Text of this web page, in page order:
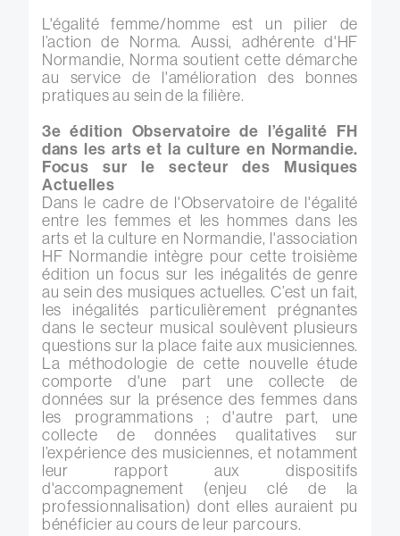
L'égalité femme/homme est un pilier de
l’action de Norma. Aussi, adhérente d'HF
Normandie, Norma soutient cette démarche
au service de l'amélioration des bonnes
pratiques au sein de la filière.
3e édition Observatoire de l’égalité FH
dans les arts et la culture en Normandie.
Focus sur le secteur des Musiques
Actuelles
Dans le cadre de l'Observatoire de l'égalité
entre les femmes et les hommes dans les
arts et la culture en Normandie, l'association
HF Normandie intègre pour cette troisième
édition un focus sur les inégalités de genre
au sein des musiques actuelles. C’est un fait,
les inégalités particulièrement prégnantes
dans le secteur musical soulèvent plusieurs
questions sur la place faite aux musiciennes.
La méthodologie de cette nouvelle étude
comporte d'une part une collecte de
données sur la présence des femmes dans
les programmations ; d'autre part, une
collecte de données qualitatives sur
l’expérience des musiciennes, et notamment
leur rapport aux dispositifs
d'accompagnement (enjeu clé de la
professionnalisation) dont elles auraient pu
bénéficier au cours de leur parcours.